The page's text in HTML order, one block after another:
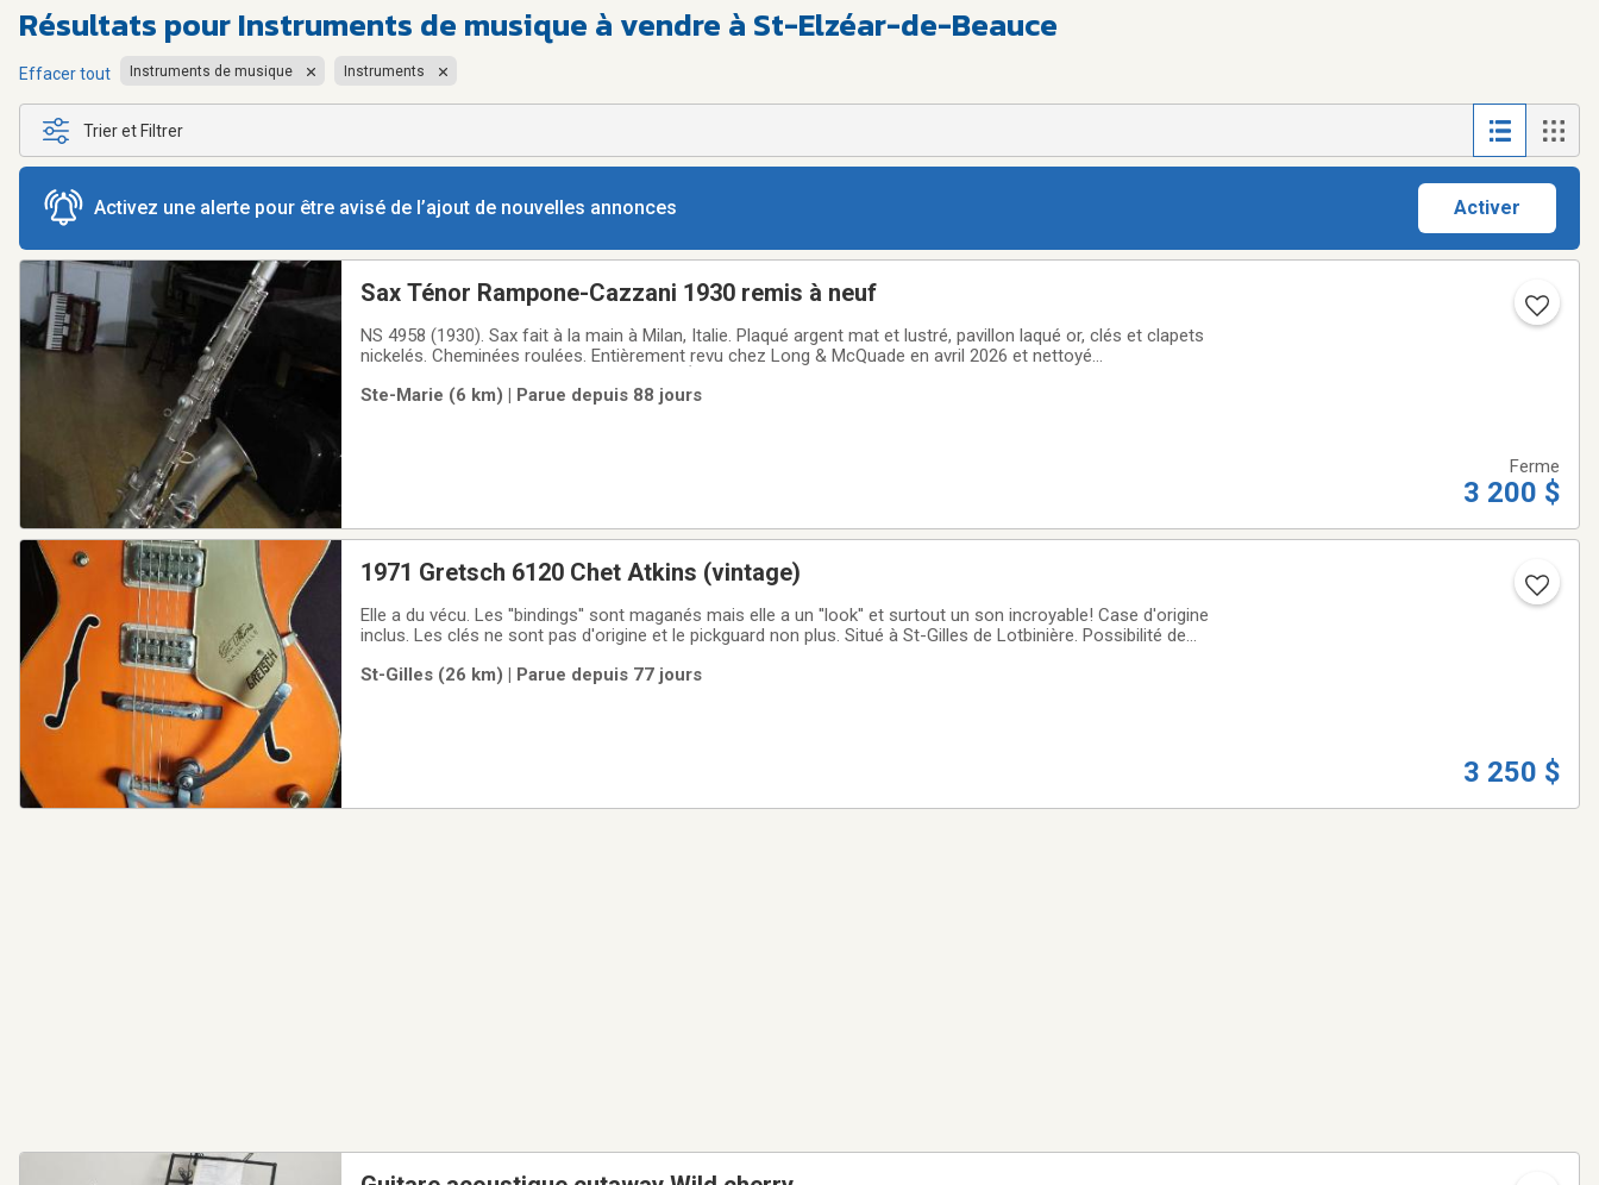
Résultats pourInstruments de musique à vendre à St-Elzéar-de-Beauce
Effacer tout Instruments de musique Instruments
Trier et Filtrer
Activez une alerte pour être avisé de l’ajout de nouvelles annonces Activer
Sax Ténor Rampone-Cazzani 1930 remis à neuf
NS 4958 (1930). Sax fait à la main à Milan, Italie. Plaqué argent mat et lustré, pavillon laqué or, clés et clapets
nickelés. Cheminées roulées. Entièrement revu chez Long & McQuade en avril 2026 et nettoyé
Ste-Marie (6 km) | Parue depuis 88 jours
Ferme
3 200 $
1971 Gretsch 6120 Chet Atkins (vintage)
Elle a du vécu. Les ''bindings'' sont maganés mais elle a un ''look'' et surtout un son incroyable! Case d'origine
inclus. Les clés ne sont pas d'origine et le pickguard non plus. Situé à St-Gilles de Lotbinière. Possibilité de
St-Gilles (26 km) | Parue depuis 77 jours
3 250 $